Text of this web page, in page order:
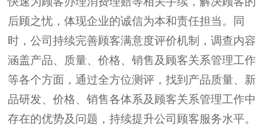
后顾之忧，体现企业的诚信为本和责任担当。同
时，公司持续完善顾客满意度评价机制，调查内容
涵盖产品、质量、价格、销售及顾客关系管理工作
等各个方面，通过全方位测评，找到产品质量、新
品研发、价格、销售各体系及顾客关系管理工作中
存在的优势及问题，持续提升公司顾客服务水平。